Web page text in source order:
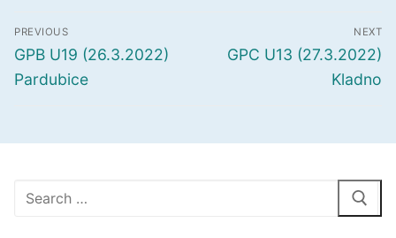
Navigace
pro
příspěvek
PREVIOUS
Předchozí
příspěvek
GPB U19 (26.3.2022)
Pardubice
NEXT
Další
GPC U13 (27.3.2022)
Kladno
Hledat: